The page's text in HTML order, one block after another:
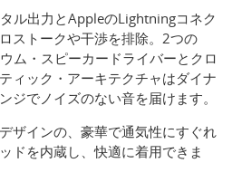
ル出力とAppleのLightningコネク
ストークや干渉を排除。2つの
ム・スピーカードライバーとクロ
ィック・アーキテクチャはダイナ
ジでノイズのない音を届けます。
ザインの、豪華で通気性にすぐれ
ドを内蔵し、快適に着用できま